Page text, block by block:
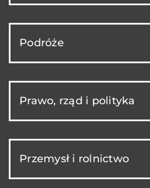
Podróże
Prawo, rząd i polityka
Przemysł i rolnictwo